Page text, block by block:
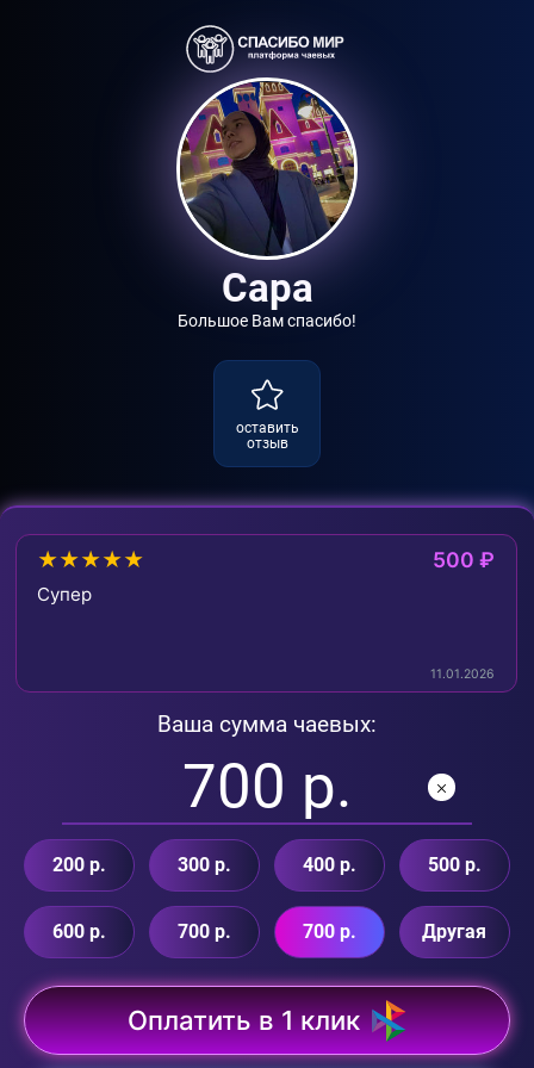
Сара
Большое Вам спасибо!
оставить
отзыв
★★★★★ 500 ₽
Супер
11.01.2026
Ваша сумма чаевых:
200 р. 300 р. 400 р. 500 р.
600 р. 700 р. 700 р. Другая
Оплатить в 1 клик